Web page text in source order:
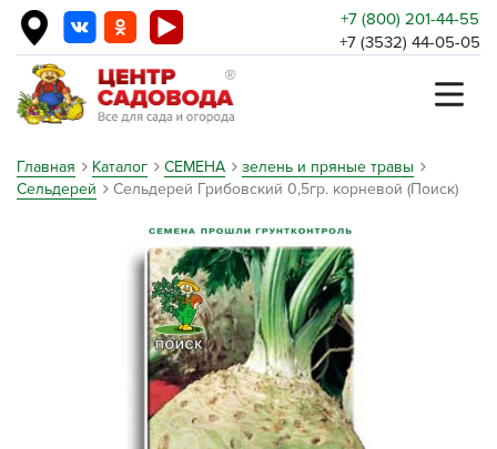
+7 (800) 201-44-55
+7 (3532) 44-05-05
Главная Каталог СЕМЕНА
зелень и пряные травы
Сельдерей
Сельдерей Грибовский 0,5гр. корневой (Поиск)